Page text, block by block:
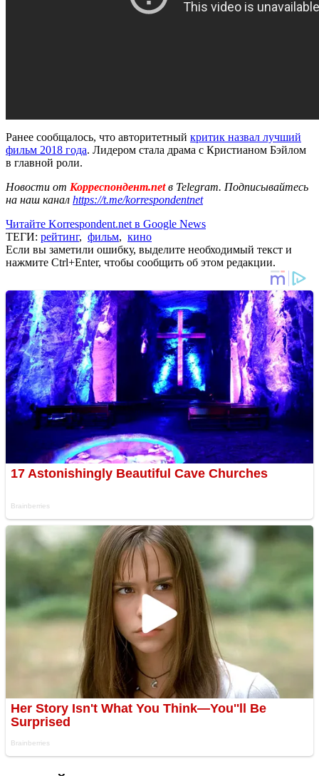
Ранее сообщалось, что авторитетный критик назвал лучший
фильм 2018 года. Лидером стала драма с Кристианом Бэйлом
в главной роли.
Новости от Корреспондент.netв Telegram. Подписывайтесь
на наш канал https://t.me/korrespondentnet
Читайте Korrespondent.net в Google News
ТЕГИ: рейтинг, фильм, кино
Если вы заметили ошибку, выделите необходимый текст и
нажмите Ctrl+Enter, чтобы сообщить об этом редакции.